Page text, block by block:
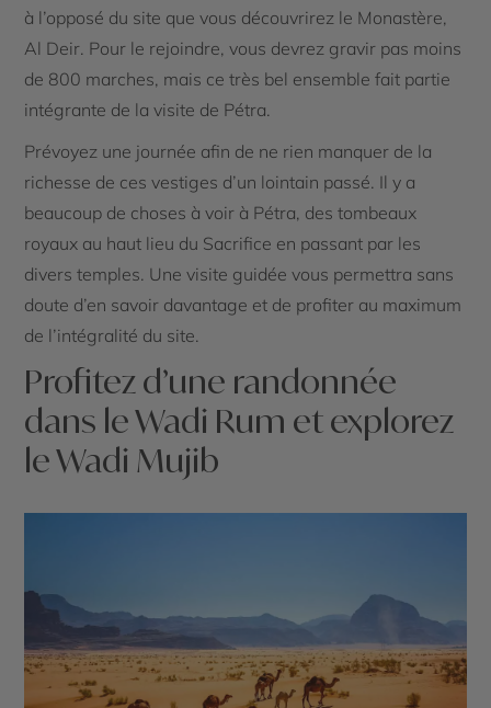
à l’opposé du site que vous découvrirez le Monastère,
Al Deir. Pour le rejoindre, vous devrez gravir pas moins
de 800 marches, mais ce très bel ensemble fait partie
intégrante de la visite de Pétra.
Prévoyez une journée afin de ne rien manquer de la
richesse de ces vestiges d’un lointain passé. Il y a
beaucoup de choses à voir à Pétra, des tombeaux
royaux au haut lieu du Sacrifice en passant par les
divers temples. Une visite guidée vous permettra sans
doute d’en savoir davantage et de profiter au maximum
de l’intégralité du site.
Profitez d’une randonnée
dans le Wadi Rum et explorez
le Wadi Mujib